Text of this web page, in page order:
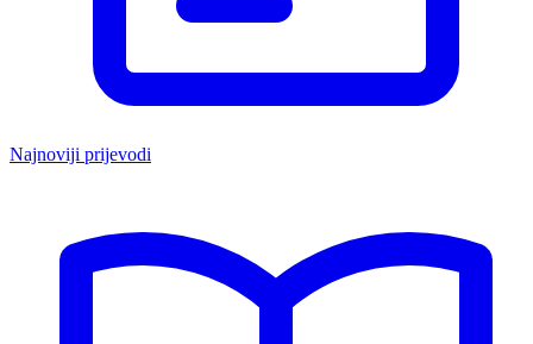
Najnoviji prijevodi